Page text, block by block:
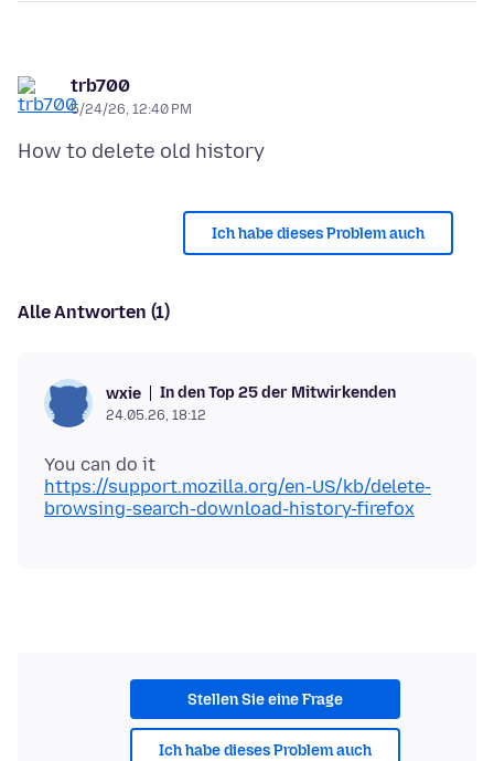
trb700
5/24/26, 12:40 PM
Ich habe dieses Problem auch
Alle Antworten (1)
wxie In den Top 25 der Mitwirkenden
24.05.26, 18:12
https://support.mozilla.org/en-US/kb/delete-
browsing-search-download-history-firefox
Stellen Sie eine Frage
Ich habe dieses Problem auch